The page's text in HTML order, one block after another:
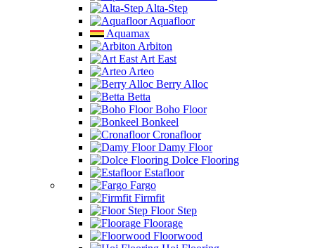
Alta-Step
Aquafloor
Aquamax
Arbiton
Art East
Arteo
Berry Alloc
Betta
Boho Floor
Bonkeel
Cronafloor
Damy Floor
Dolce Flooring
Estafloor
Fargo
Firmfit
Floor Step
Floorage
Floorwood